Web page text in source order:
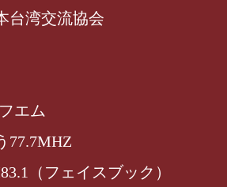
台湾交流協会
エム
77.7MHZ
（フェイスブック）